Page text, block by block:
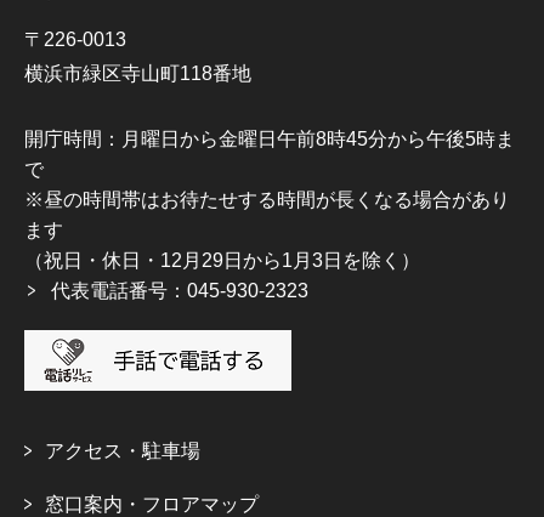
〒226-0013
横浜市緑区寺山町118番地
開庁時間：月曜日から金曜日午前8時45分から午後5時ま
で
※昼の時間帯はお待たせする時間が長くなる場合があり
ます
（祝日・休日・12月29日から1月3日を除く）
代表電話番号：045-930-2323
アクセス・駐車場
窓口案内・フロアマップ